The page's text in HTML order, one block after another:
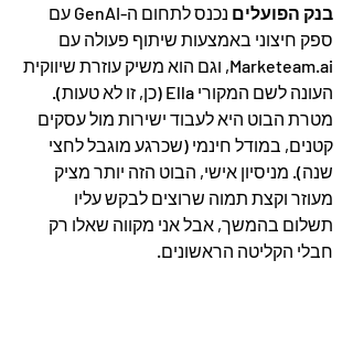
בנק הפועלים
נכנס לתחום ה-GenAI עם
ספק חיצוני באמצעות שיתוף פעולה עם
Marketeam.ai, וגם הוא משיק עוזרת שיווקית
העונה לשם המקורי Ella (כן, זו לא טעות).
מטרת הבוט היא לעבוד ישירות מול עסקים
קטנים, במודל חינמי (שכרגע מוגבל לחצי
שנה). מניסיון אישי, הבוט הזה יותר מציק
מעוזר וקצת תמוה שרוצים לבקש עליו
תשלום בהמשך, אבל אני מקווה שאלו רק
חבלי הקליטה הראשונים.